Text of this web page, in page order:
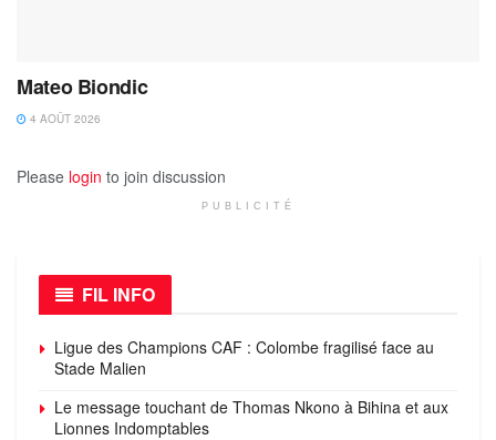
Mateo Biondic
4 AOÛT 2026
Please login to join discussion
PUBLICITÉ
FIL INFO
Ligue des Champions CAF : Colombe fragilisé face au
Stade Malien
Le message touchant de Thomas Nkono à Bihina et aux
Lionnes Indomptables